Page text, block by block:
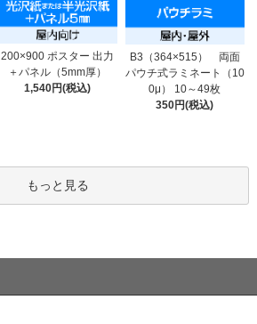
200×900 ポスター 出力
＋パネル（5mm厚）
1,540円(税込)
B3（364×515） 両面
パウチ式ラミネート（10
0μ） 10～49枚
350円(税込)
もっと見る